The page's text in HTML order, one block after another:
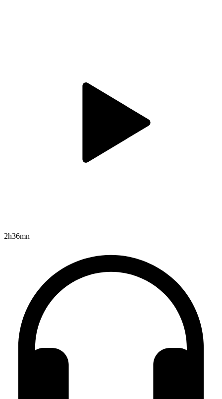
2h36mn